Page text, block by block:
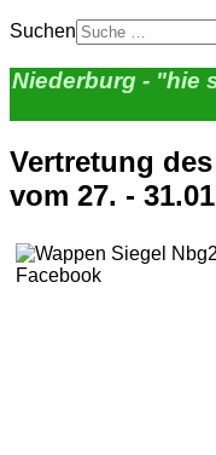
Suchen
Niederburg - "hie
Vertretung
vom 27. -